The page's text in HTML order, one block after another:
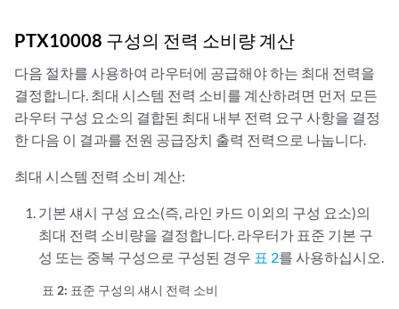
PTX10008 구성의 전력 소비량 계산
다음 절차를 사용하여 라우터에 공급해야 하는 최대 전력을
결정합니다. 최대 시스템 전력 소비를 계산하려면 먼저 모든
라우터 구성 요소의 결합된 최대 내부 전력 요구 사항을 결정
한 다음 이 결과를 전원 공급장치 출력 전력으로 나눕니다.
최대 시스템 전력 소비 계산:
기본 섀시 구성 요소(즉, 라인 카드 이외의 구성 요소)의
최대 전력 소비량을 결정합니다. 라우터가 표준 기본 구
성 또는 중복 구성으로 구성된 경우 표 2를 사용하십시오.
표 2: 표준 구성의 섀시 전력 소비